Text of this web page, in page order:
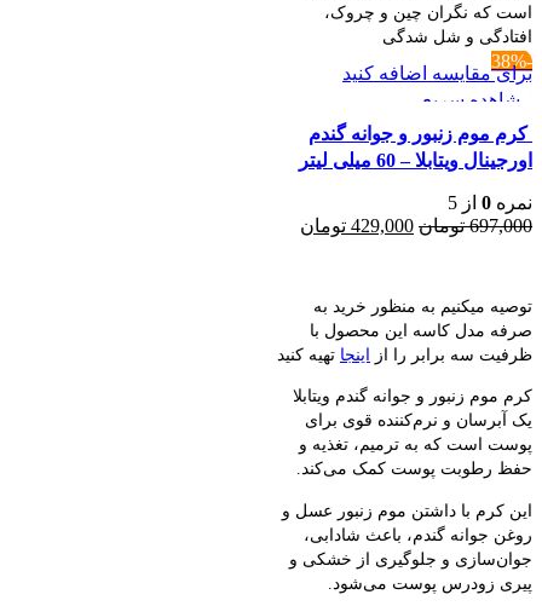
است که نگران چین و چروک،
افتادگی و شل‌ شدگی
-38%
برای مقایسه اضافه کنید
مشاهده سریع
کرم موم زنبور و جوانه گندم
اورجینال ویتابلا – 60 میلی لیتر
نمره 0 از 5
697,000 تومان قیمت
بود.
429,000 تومان
توصیه میکنیم به منظور خرید به
صرفه مدل کاسه این محصول با
ظرفیت سه برابر را از اینجا تهیه کنید
کرم موم زنبور و جوانه گندم ویتابلا
یک آبرسان و نرم‌کننده قوی برای
پوست است که به ترمیم، تغذیه و
حفظ رطوبت پوست کمک می‌کند.
این کرم با داشتن موم زنبور عسل و
روغن جوانه گندم، باعث شادابی،
جوان‌سازی و جلوگیری از خشکی و
پیری زودرس پوست می‌شود.